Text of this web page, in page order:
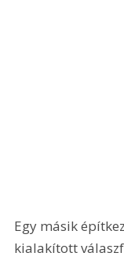
Egy másik
kialakított